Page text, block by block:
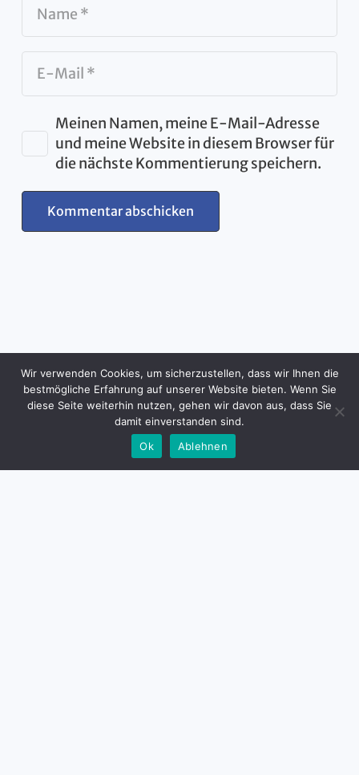
Meinen Namen, meine E-Mail-Adresse
und meine Website in diesem Browser für
die nächste Kommentierung speichern.
Kommentar abschicken
Wir verwenden Cookies, um sicherzustellen, dass wir Ihnen die
bestmögliche Erfahrung auf unserer Website bieten. Wenn Sie
diese Seite weiterhin nutzen, gehen wir davon aus, dass Sie
damit einverstanden sind.
Ok
Ablehnen